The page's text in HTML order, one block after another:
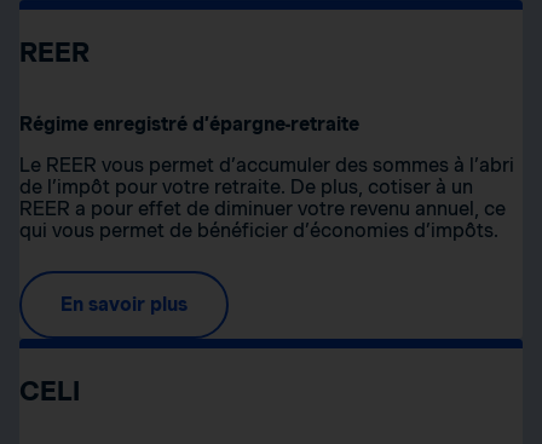
REER
Régime enregistré d’épargne-retraite
Le REER vous permet d’accumuler des sommes à l’abri
de l’impôt pour votre retraite. De plus, cotiser à un
REER a pour effet de diminuer votre revenu annuel, ce
qui vous permet de bénéficier d’économies d’impôts.
En savoir plus
CELI